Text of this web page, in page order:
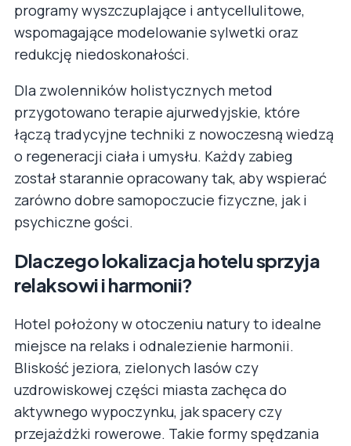
programy wyszczuplające i antycellulitowe,
wspomagające modelowanie sylwetki oraz
redukcję niedoskonałości.
Dla zwolenników holistycznych metod
przygotowano terapie ajurwedyjskie, które
łączą tradycyjne techniki z nowoczesną wiedzą
o regeneracji ciała i umysłu. Każdy zabieg
został starannie opracowany tak, aby wspierać
zarówno dobre samopoczucie fizyczne, jak i
psychiczne gości.
Dlaczego lokalizacja hotelu sprzyja
relaksowi i harmonii?
Hotel położony w otoczeniu natury to idealne
miejsce na relaks i odnalezienie harmonii.
Bliskość jeziora, zielonych lasów czy
uzdrowiskowej części miasta zachęca do
aktywnego wypoczynku, jak spacery czy
przejażdżki rowerowe. Takie formy spędzania